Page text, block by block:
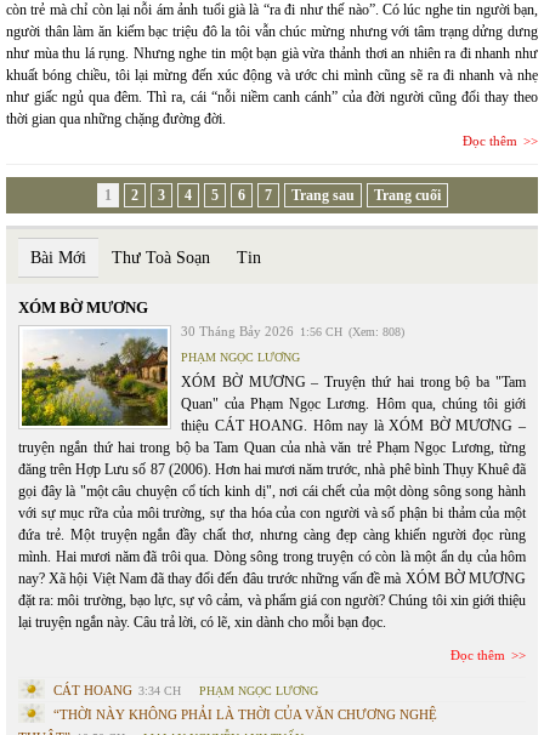
còn trẻ mà chỉ còn lại nỗi ám ảnh tuổi già là “ra đi như thế nào”. Có lúc nghe tin người bạn,
người thân làm ăn kiếm bạc triệu đô la tôi vẫn chúc mừng nhưng với tâm trạng dửng dưng
như mùa thu lá rụng. Nhưng nghe tin một bạn già vừa thảnh thơi an nhiên ra đi nhanh như
khuất bóng chiều, tôi lại mừng đến xúc động và ước chi mình cũng sẽ ra đi nhanh và nhẹ
như giấc ngủ qua đêm. Thì ra, cái “nỗi niềm canh cánh” của đời người cũng đổi thay theo
thời gian qua những chặng đường đời.
Đọc thêm
1 2 3 4 5 6 7 Trang sau Trang cuối
Bài Mới Thư Toà Soạn Tin
XÓM BỜ MƯƠNG
30 Tháng Bảy 2026 1:56 CH (Xem: 808)
PHẠM NGỌC LƯƠNG
XÓM BỜ MƯƠNG – Truyện thứ hai trong bộ ba "Tam
Quan" của Phạm Ngọc Lương. Hôm qua, chúng tôi giới
thiệu CÁT HOANG. Hôm nay là XÓM BỜ MƯƠNG –
truyện ngắn thứ hai trong bộ ba Tam Quan của nhà văn trẻ Phạm Ngọc Lương, từng
đăng trên Hợp Lưu số 87 (2006). Hơn hai mươi năm trước, nhà phê bình Thụy Khuê đã
gọi đây là "một câu chuyện cổ tích kinh dị", nơi cái chết của một dòng sông song hành
với sự mục rữa của môi trường, sự tha hóa của con người và số phận bi thảm của một
đứa trẻ. Một truyện ngắn đầy chất thơ, nhưng càng đẹp càng khiến người đọc rùng
mình. Hai mươi năm đã trôi qua. Dòng sông trong truyện có còn là một ẩn dụ của hôm
nay? Xã hội Việt Nam đã thay đổi đến đâu trước những vấn đề mà XÓM BỜ MƯƠNG
đặt ra: môi trường, bạo lực, sự vô cảm, và phẩm giá con người? Chúng tôi xin giới thiệu
lại truyện ngắn này. Câu trả lời, có lẽ, xin dành cho mỗi bạn đọc.
Đọc thêm
CÁT HOANG 3:34 CH PHẠM NGỌC LƯƠNG
“THỜI NÀY KHÔNG PHẢI LÀ THỜI CỦA VĂN CHƯƠNG NGHỆ